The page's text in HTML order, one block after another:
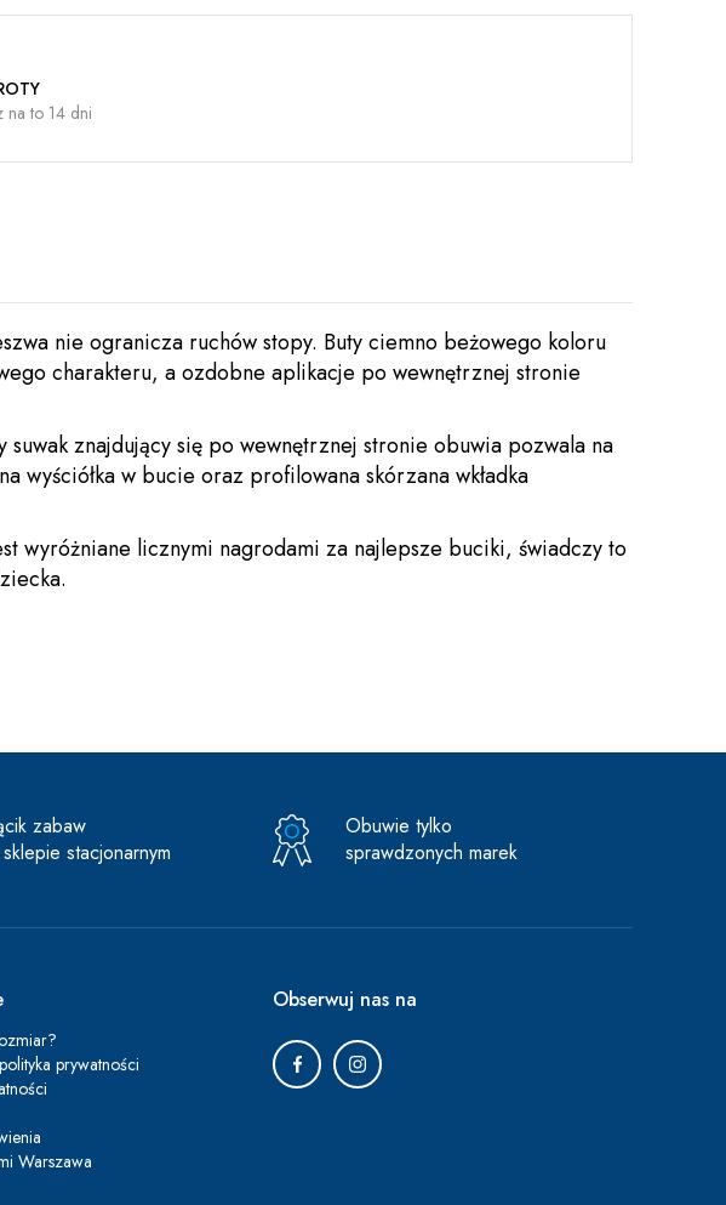
na to 14 dni
nie ogranicza ruchów stopy. Buty ciemno beżowego koloru
charakteru, a ozdobne aplikacje po wewnętrznej stronie
znajdujący się po wewnętrznej stronie obuwia pozwala na
wyściółka w bucie oraz profilowana skórzana wkładka
licznymi nagrodami za najlepsze buciki, świadczy to
zabaw
stacjonarnym
Obuwie tylko
sprawdzonych marek
prywatności
Warszawa
Obserwuj nas na